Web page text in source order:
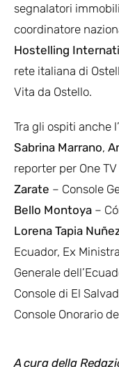
segnalatori
coordinatore
Hostelling
rete italiana di
Vita da Ostello.
Tra gli ospiti anche
Sabrina Marrano,
reporter per One
Zarate – Console
Bello Montoya –
Lorena Tapia
Ecuador, Ex
Generale
Console di El
Console Onorario
A cura della